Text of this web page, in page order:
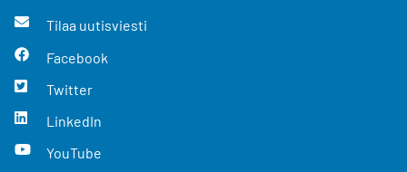
Tilaa uutisviesti
Facebook
Twitter
LinkedIn
YouTube